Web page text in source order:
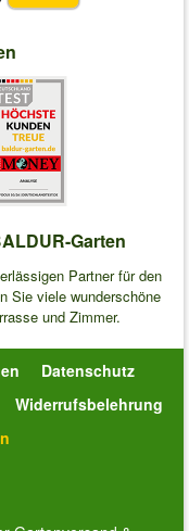
Garten
Partner für den
Sie viele wunderschöne
und Zimmer.
Datenschutz
Widerrufsbelehrung